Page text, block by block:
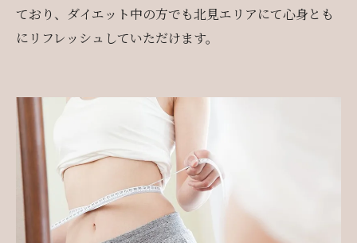
ており、ダイエット中の方でも北見エリアにて心身とも
にリフレッシュしていただけます。